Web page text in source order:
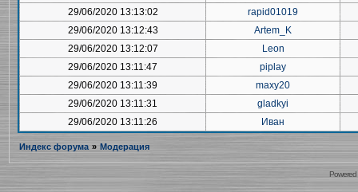
29/06/2020 13:13:02
rapid01019
29/06/2020 13:12:43
Artem_K
29/06/2020 13:12:07
Leon
29/06/2020 13:11:47
piplay
29/06/2020 13:11:39
maxy20
29/06/2020 13:11:31
gladkyi
29/06/2020 13:11:26
Иван
Индекс форума » Модерация